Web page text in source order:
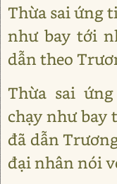
Thừa sai ứng
như bay tới
dẫn theo
Thừa sai
chạy như bay
đã dẫn
đại nhân nói